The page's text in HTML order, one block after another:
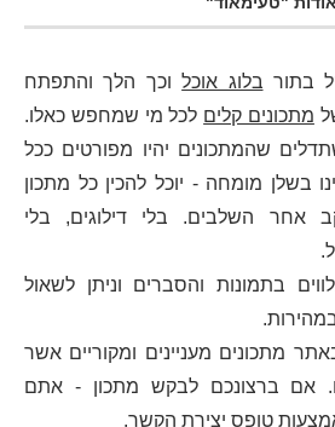
בתור בלוג אוכלוכך הלך והתפתח
מתכונים קלים לכל מי שמחפש כאלו.
שהמתכונים יהיו מפורטים ככל
בשלן מומחה - יוכל להכין כל מתכון
אחר השלבים. בלי דילוגים, בלי
בתמונות והסברים וניתן לשאול
מתכונים מעניינים ומקוריים אשר
אם ברצונכם לבקש מתכון - אתם
טופס יצירת הקשר.